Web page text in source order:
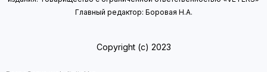
Главный редактор: Боровая Н.А.
Copyright (с) 2023